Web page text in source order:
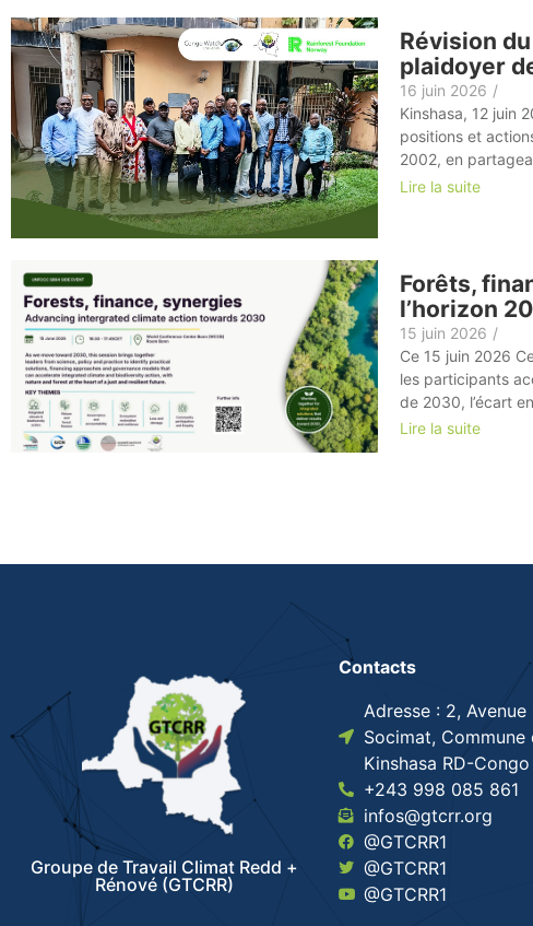
Révision
plaidoyer
16 juin 2026 /
Kinshasa, 12 juin
positions et
2002, en
Lire la suite
Forêts,
l’horizon
15 juin 2026 /
Ce 15 juin 2026
les participants
de 2030, l’écart
Lire la suite
Groupe de Travail Climat Redd +
Rénové (GTCRR)
Contacts
Adresse : 2, Avenue
Socimat, Commune
Kinshasa RD-Congo
+243 998 085 861
infos@gtcrr.org
@GTCRR1
@GTCRR1
@GTCRR1